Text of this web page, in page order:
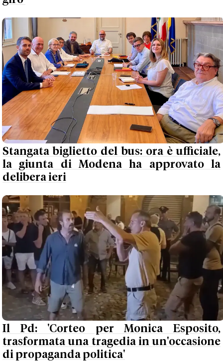
Stangata biglietto del bus: ora è ufficiale,
la giunta di Modena ha approvato la
delibera ieri
Il Pd: 'Corteo per Monica Esposito,
trasformata una tragedia in un'occasione
di propaganda politica'